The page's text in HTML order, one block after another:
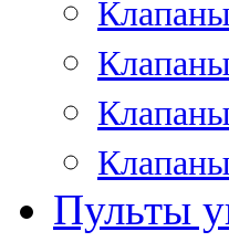
Пульты